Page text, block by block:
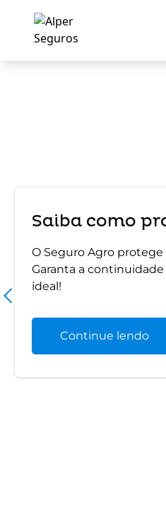
Saiba como
O Seguro Agro
Garanta a
ideal!
Continue lendo